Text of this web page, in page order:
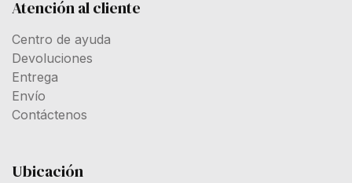
Atención al cliente
Centro de ayuda
Devoluciones
Entrega
Envío
Contáctenos
Ubicación